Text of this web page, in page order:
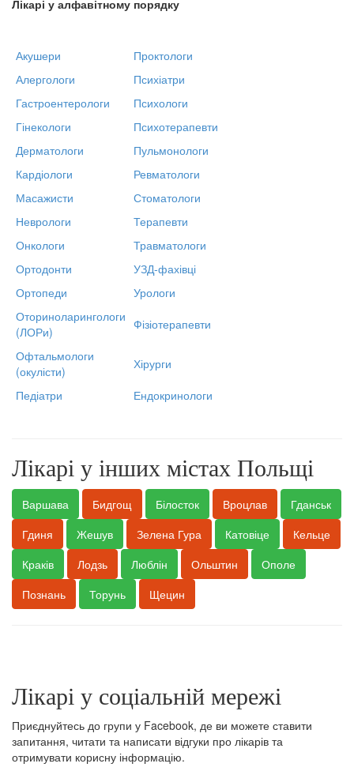
Лікарі у алфавітному порядку
Акушери
Проктологи
Алергологи
Психіатри
Гастроентерологи
Психологи
Гінекологи
Психотерапевти
Дерматологи
Пульмонологи
Кардіологи
Ревматологи
Масажисти
Стоматологи
Неврологи
Терапевти
Онкологи
Травматологи
Ортодонти
УЗД-фахівці
Ортопеди
Урологи
Оториноларингологи
(ЛОРи)
Фізіотерапевти
Офтальмологи
(окулісти)
Хірурги
Педіатри
Ендокринологи
Лікарі у інших містах Польщі
Варшава Бидгощ Білосток Вроцлав
Гданськ
Гдиня
Жешув Зелена Гура Катовіце
Кельце
Краків
Лодзь Люблін Ольштин
Ополе
Познань
Торунь Щецин
Лікарі у соціальній мережі
Приєднуйтесь до групи у Facebook, де ви можете ставити
запитання, читати та написати відгуки про лікарів та
отримувати корисну інформацію.